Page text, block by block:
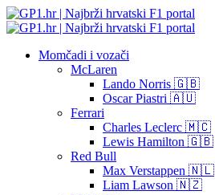
Momčadi i vozači
McLaren
Lando Norris 🇬🇧
Oscar Piastri 🇦🇺
Ferrari
Charles Leclerc 🇲🇨
Lewis Hamilton 🇬🇧
Red Bull
Max Verstappen 🇳🇱
Liam Lawson 🇳🇿